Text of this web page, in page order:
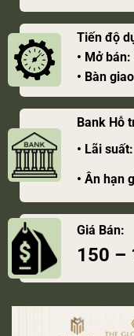
Tiến độ
• Mở bán:
• Bàn giao
Bank Hỗ
• Lãi suất:
• Ân hạn
Giá Bán:
150 –